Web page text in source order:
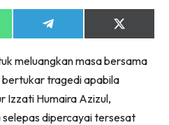
Share
on
Share
on
(Twitter)
meluangkan masa bersama
tragedi apabila
Izzati Humaira Azizul,
dipercayai tersesat